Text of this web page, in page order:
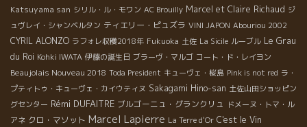
Katsuyama san シリル・ル・モワン AC Brouilly Marcel et Claire Richaud ジ
ュヴレイ・シャンベルタン ティエリー・ピュズラ VINI JAPON Abouriou 2002
CYRIL ALONZO ラフォレ収穫2018年 Fukuoka 土佐 La Sicile ルーブル Le Grau
du Roi Kohki IWATA 伊藤の誕生日 ブラーヴ・マルゴ コート・ド・レイヨン
Beaujolais Nouveau 2018 Toda President キューヴェ・桜島 Pink is not red ラ・
プティトゥ・キューヴェ・カイウティヌ Sakagami Hino-san 土佐山田ショッピン
グセンター Rémi DUFAITRE ブルゴーニュ・グランクリュ ドメーヌ・トマ・ル
アネ クロ・マソット Marcel Lapierre La Terre d'Or C'est le Vin